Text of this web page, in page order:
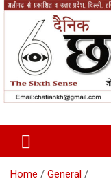
Skip
content
Chatiankh
Home
General